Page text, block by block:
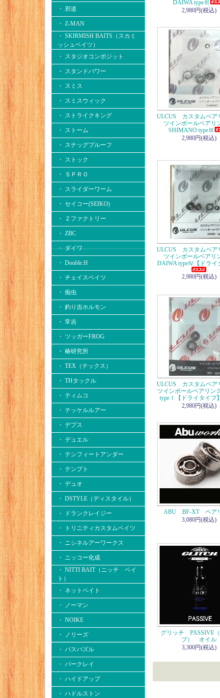
・ 邪道
・ Z-MAN
・ SKIRMISH BAITS（スカミ
ッシュベイツ）
・ スタジオコンポジット
・ スタンドパワー
・ スミス
・ スミスウィック
・ ストライクキング
・ ストーム
・ スナッグプルーフ
・ ストック
・ ＳＰＲＯ
・ スライダーワーム
・ セイコー(SEIKO)
・ Ｚファクトリー
・ ZBC
・ ダイワ
・ Double.H
・ チェイスベイツ
・ 痴虫
・ 釣り吉ホルモン
・ 常吉
・ ツッガーFROG
・ 椿研究所
・ TEX（テックス）
・ THタックル
・ ティムコ
・ テッケルルアー
・ デプス
・ デュエル
・ テンフィートアンダー
・ テンプト
・ デュオ
・ DSTYLE（ディスタイル）
・ ドランクレイジー
・ トリニティカスタムベイツ
・ ニシネルアーワークス
・ ニッコー化成
・ NITTI BAIT（ニッチ ベイ
ト）
・ ネットベイト
・ ノーマン
・ NOIKE
・ ノリーズ
・ バスパズル
・ バークレイ
・ ハイドアップ
・ ハドルストン
DAIWA typeⅢ
2,980円(税込)
ULCUS カスタムベ
ツインボールベア
SHIMANO typeⅢ
2,980円(税込)
ULCUS カスタムベ
ツインボールベア
DAIWA typeⅣ【ドライ
2,980円(税込)
ULCUS カスタムベ
ツインボールベアリ
typeⅠ【ドライタイプ
2,980円(税込)
ABU BF-XT ベア
3,080円(税込)
グリッチ PASSIVE
ブ） オイル
3,300円(税込)